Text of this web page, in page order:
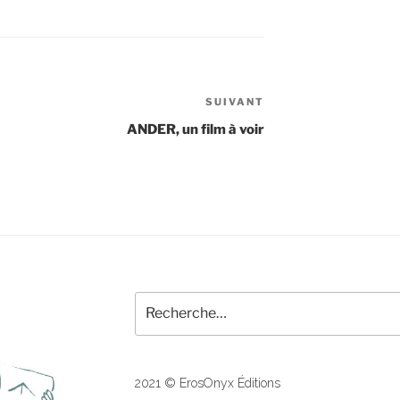
suivant
SUIVANT
ANDER, un film à voir
pour
:
2021 © ErosOnyx Éditions